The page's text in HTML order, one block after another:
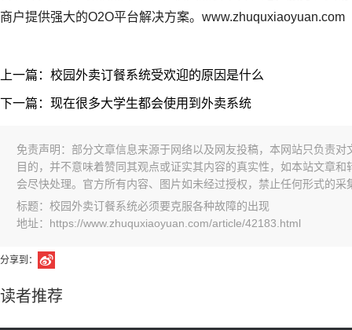
商户提供强大的O2O平台解决方案。www.zhuquxiaoyuan.com
上一篇：校园外卖订餐系统受欢迎的原因是什么
下一篇：现在很多大学生都会使用到外卖系统
免责声明：部分文章信息来源于网络以及网友投稿，本网站只负责
目的，并不意味着赞同其观点或证实其内容的真实性，如本站文章
会尽快处理。官方所有内容、图片如未经过授权，禁止任何形式的采
标题：校园外卖订餐系统必须要克服各种故障的出现
地址：https://www.zhuquxiaoyuan.com/article/42183.html
分享到：
读者推荐